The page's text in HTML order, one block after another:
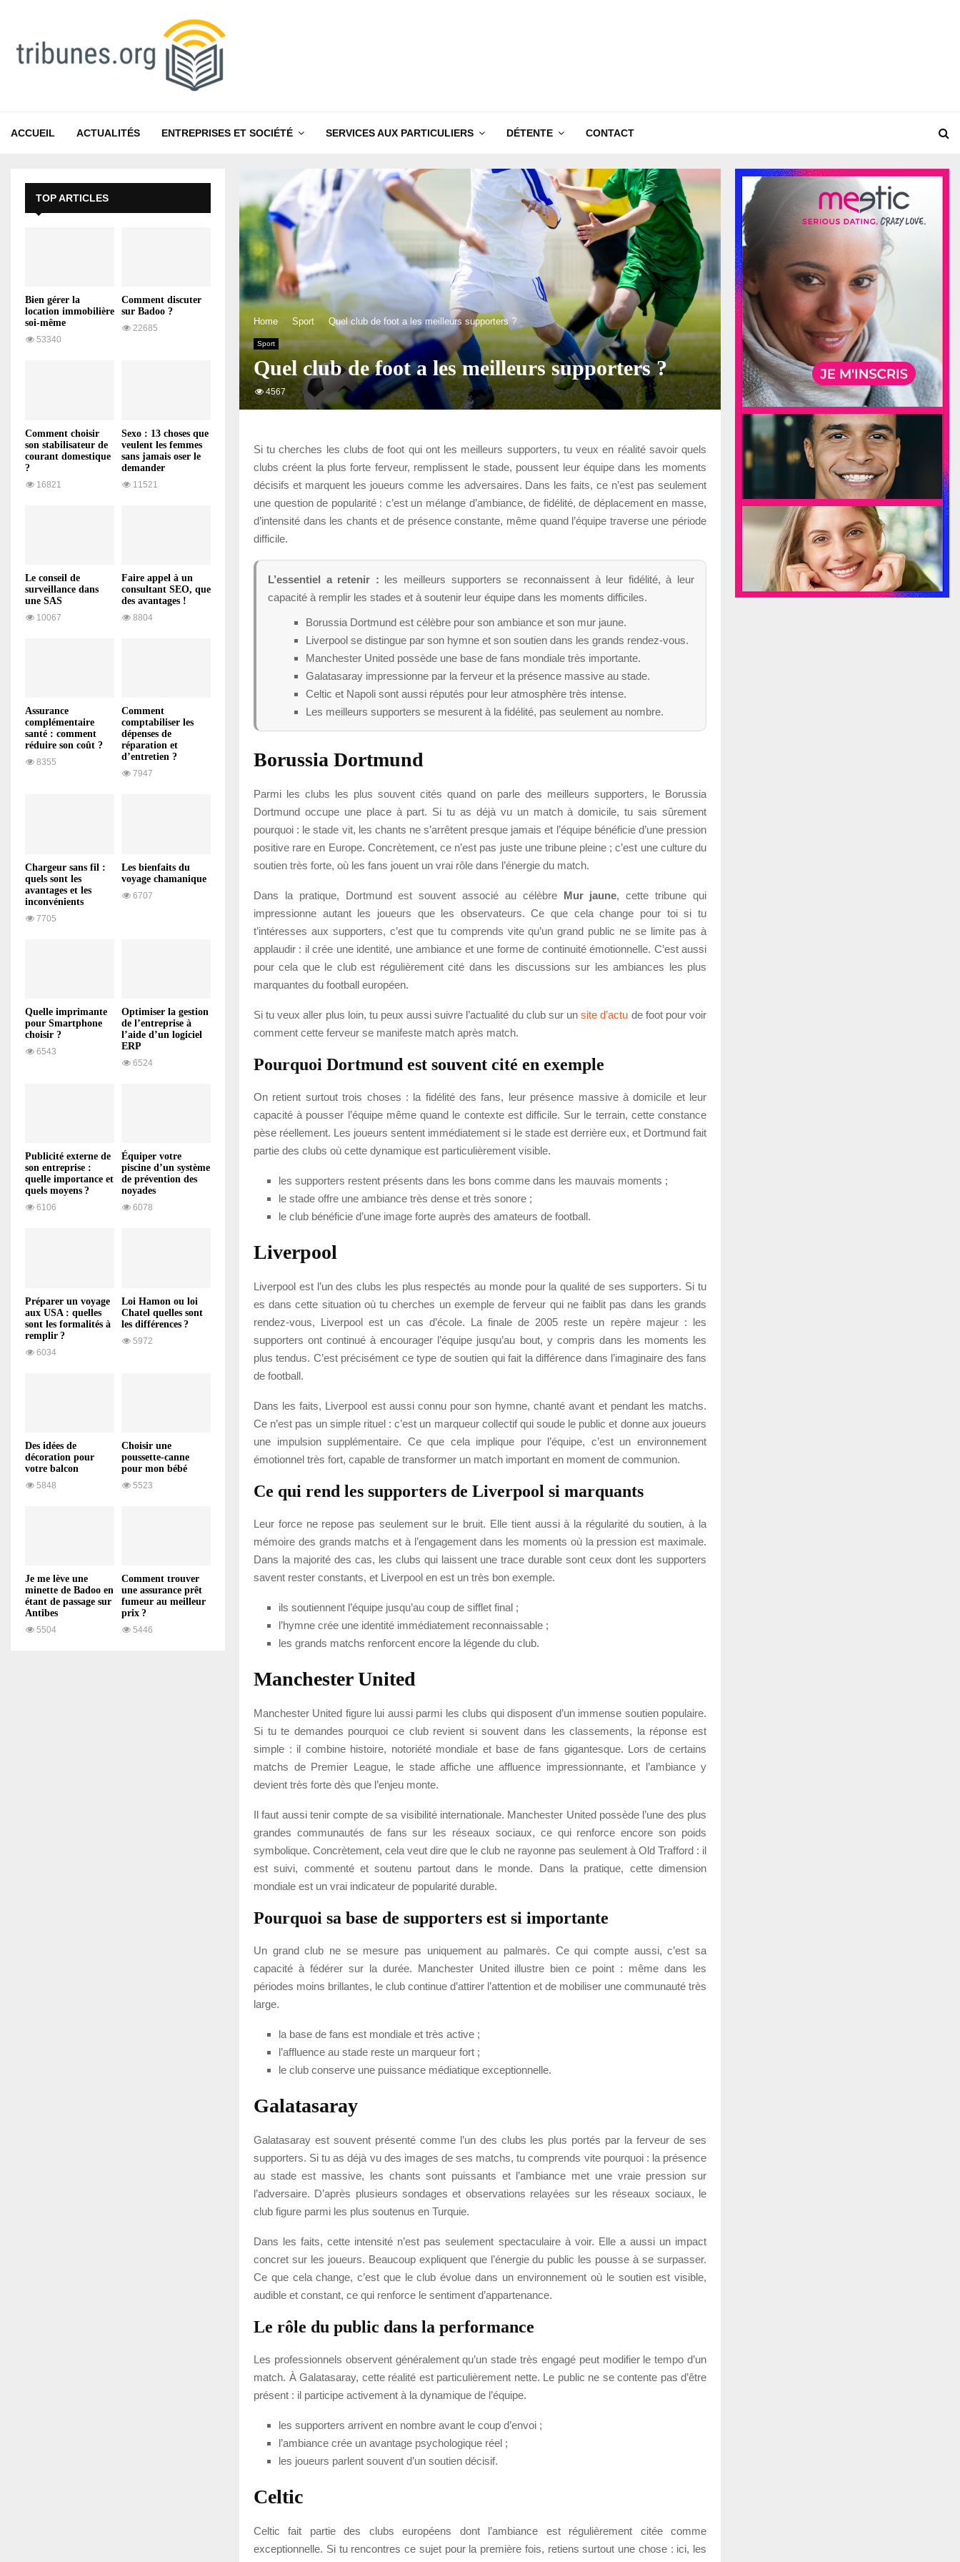
ACCUEIL ACTUALITÉS ENTREPRISES ET SOCIÉTÉ SERVICES AUX PARTICULIERS DÉTENTE CONTACT
Home Sport Quel club de foot a les meilleurs supporters ?
Sport
Quel club de foot a les meilleurs supporters ?
4567
Si tu cherches les clubs de foot qui ont les meilleurs supporters, tu veux en réalité savoir quels
clubs créent la plus forte ferveur, remplissent le stade, poussent leur équipe dans les moments
décisifs et marquent les joueurs comme les adversaires. Dans les faits, ce n’est pas seulement
une question de popularité : c’est un mélange d’ambiance, de fidélité, de déplacement en masse,
d’intensité dans les chants et de présence constante, même quand l’équipe traverse une période
difficile.
L’essentiel a retenir : les meilleurs supporters se reconnaissent à leur fidélité, à leur
capacité à remplir les stades et à soutenir leur équipe dans les moments difficiles.
Borussia Dortmund est célèbre pour son ambiance et son mur jaune.
Liverpool se distingue par son hymne et son soutien dans les grands rendez-vous.
Manchester United possède une base de fans mondiale très importante.
Galatasaray impressionne par la ferveur et la présence massive au stade.
Celtic et Napoli sont aussi réputés pour leur atmosphère très intense.
Les meilleurs supporters se mesurent à la fidélité, pas seulement au nombre.
Borussia Dortmund
Parmi les clubs les plus souvent cités quand on parle des meilleurs supporters, le Borussia
Dortmund occupe une place à part. Si tu as déjà vu un match à domicile, tu sais sûrement
pourquoi : le stade vit, les chants ne s’arrêtent presque jamais et l’équipe bénéficie d’une pression
positive rare en Europe. Concrètement, ce n’est pas juste une tribune pleine ; c’est une culture du
soutien très forte, où les fans jouent un vrai rôle dans l’énergie du match.
Dans la pratique, Dortmund est souvent associé au célèbre Mur jaune, cette tribune qui
impressionne autant les joueurs que les observateurs. Ce que cela change pour toi si tu
t’intéresses aux supporters, c’est que tu comprends vite qu’un grand public ne se limite pas à
applaudir : il crée une identité, une ambiance et une forme de continuité émotionnelle. C’est aussi
pour cela que le club est régulièrement cité dans les discussions sur les ambiances les plus
marquantes du football européen.
Si tu veux aller plus loin, tu peux aussi suivre l’actualité du club sur unsite d’actu de foot pour voir
comment cette ferveur se manifeste match après match.
Pourquoi Dortmund est souvent cité en exemple
On retient surtout trois choses : la fidélité des fans, leur présence massive à domicile et leur
capacité à pousser l’équipe même quand le contexte est difficile. Sur le terrain, cette constance
pèse réellement. Les joueurs sentent immédiatement si le stade est derrière eux, et Dortmund fait
partie des clubs où cette dynamique est particulièrement visible.
les supporters restent présents dans les bons comme dans les mauvais moments ;
le stade offre une ambiance très dense et très sonore ;
le club bénéficie d’une image forte auprès des amateurs de football.
Liverpool
Liverpool est l’un des clubs les plus respectés au monde pour la qualité de ses supporters. Si tu
es dans cette situation où tu cherches un exemple de ferveur qui ne faiblit pas dans les grands
rendez-vous, Liverpool est un cas d’école. La finale de 2005 reste un repère majeur : les
supporters ont continué à encourager l’équipe jusqu’au bout, y compris dans les moments les
plus tendus. C’est précisément ce type de soutien qui fait la différence dans l’imaginaire des fans
de football.
Dans les faits, Liverpool est aussi connu pour son hymne, chanté avant et pendant les matchs.
Ce n’est pas un simple rituel : c’est un marqueur collectif qui soude le public et donne aux joueurs
une impulsion supplémentaire. Ce que cela implique pour l’équipe, c’est un environnement
émotionnel très fort, capable de transformer un match important en moment de communion.
Ce qui rend les supporters de Liverpool si marquants
Leur force ne repose pas seulement sur le bruit. Elle tient aussi à la régularité du soutien, à la
mémoire des grands matchs et à l’engagement dans les moments où la pression est maximale.
Dans la majorité des cas, les clubs qui laissent une trace durable sont ceux dont les supporters
savent rester constants, et Liverpool en est un très bon exemple.
ils soutiennent l’équipe jusqu’au coup de sifflet final ;
l’hymne crée une identité immédiatement reconnaissable ;
les grands matchs renforcent encore la légende du club.
Manchester United
Manchester United figure lui aussi parmi les clubs qui disposent d’un immense soutien populaire.
Si tu te demandes pourquoi ce club revient si souvent dans les classements, la réponse est
simple : il combine histoire, notoriété mondiale et base de fans gigantesque. Lors de certains
matchs de Premier League, le stade affiche une affluence impressionnante, et l’ambiance y
devient très forte dès que l’enjeu monte.
Il faut aussi tenir compte de sa visibilité internationale. Manchester United possède l’une des plus
grandes communautés de fans sur les réseaux sociaux, ce qui renforce encore son poids
symbolique. Concrètement, cela veut dire que le club ne rayonne pas seulement à Old Trafford : il
est suivi, commenté et soutenu partout dans le monde. Dans la pratique, cette dimension
mondiale est un vrai indicateur de popularité durable.
Pourquoi sa base de supporters est si importante
Un grand club ne se mesure pas uniquement au palmarès. Ce qui compte aussi, c’est sa
capacité à fédérer sur la durée. Manchester United illustre bien ce point : même dans les
périodes moins brillantes, le club continue d’attirer l’attention et de mobiliser une communauté très
large.
la base de fans est mondiale et très active ;
l’affluence au stade reste un marqueur fort ;
le club conserve une puissance médiatique exceptionnelle.
Galatasaray
Galatasaray est souvent présenté comme l’un des clubs les plus portés par la ferveur de ses
supporters. Si tu as déjà vu des images de ses matchs, tu comprends vite pourquoi : la présence
au stade est massive, les chants sont puissants et l’ambiance met une vraie pression sur
l’adversaire. D’après plusieurs sondages et observations relayées sur les réseaux sociaux, le
club figure parmi les plus soutenus en Turquie.
Dans les faits, cette intensité n’est pas seulement spectaculaire à voir. Elle a aussi un impact
concret sur les joueurs. Beaucoup expliquent que l’énergie du public les pousse à se surpasser.
Ce que cela change, c’est que le club évolue dans un environnement où le soutien est visible,
audible et constant, ce qui renforce le sentiment d’appartenance.
Le rôle du public dans la performance
Les professionnels observent généralement qu’un stade très engagé peut modifier le tempo d’un
match. À Galatasaray, cette réalité est particulièrement nette. Le public ne se contente pas d’être
présent : il participe activement à la dynamique de l’équipe.
les supporters arrivent en nombre avant le coup d’envoi ;
l’ambiance crée un avantage psychologique réel ;
les joueurs parlent souvent d’un soutien décisif.
Celtic
Celtic fait partie des clubs européens dont l’ambiance est régulièrement citée comme
exceptionnelle. Si tu rencontres ce sujet pour la première fois, retiens surtout une chose : ici, les
TOP ARTICLES
Bien gérer la
location immobilière
soi-même
53340
Comment discuter
sur Badoo ?
22685
Comment choisir
son stabilisateur de
courant domestique
?
16821
Sexo : 13 choses que
veulent les femmes
sans jamais oser le
demander
11521
Le conseil de
surveillance dans
une SAS
10067
Faire appel à un
consultant SEO, que
des avantages !
8804
Assurance
complémentaire
santé : comment
réduire son coût ?
8355
Comment
comptabiliser les
dépenses de
réparation et
d’entretien ?
7947
Chargeur sans fil :
quels sont les
avantages et les
inconvénients
7705
Les bienfaits du
voyage chamanique
6707
Quelle imprimante
pour Smartphone
choisir ?
6543
Optimiser la gestion
de l’entreprise à
l’aide d’un logiciel
ERP
6524
Publicité externe de
son entreprise :
quelle importance et
quels moyens ?
6106
Équiper votre
piscine d’un système
de prévention des
noyades
6078
Préparer un voyage
aux USA : quelles
sont les formalités à
remplir ?
6034
Loi Hamon ou loi
Chatel quelles sont
les différences ?
5972
Des idées de
décoration pour
votre balcon
5848
Choisir une
poussette-canne
pour mon bébé
5523
Je me lève une
minette de Badoo en
étant de passage sur
Antibes
5504
Comment trouver
une assurance prêt
fumeur au meilleur
prix ?
5446